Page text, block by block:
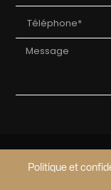
Politique et